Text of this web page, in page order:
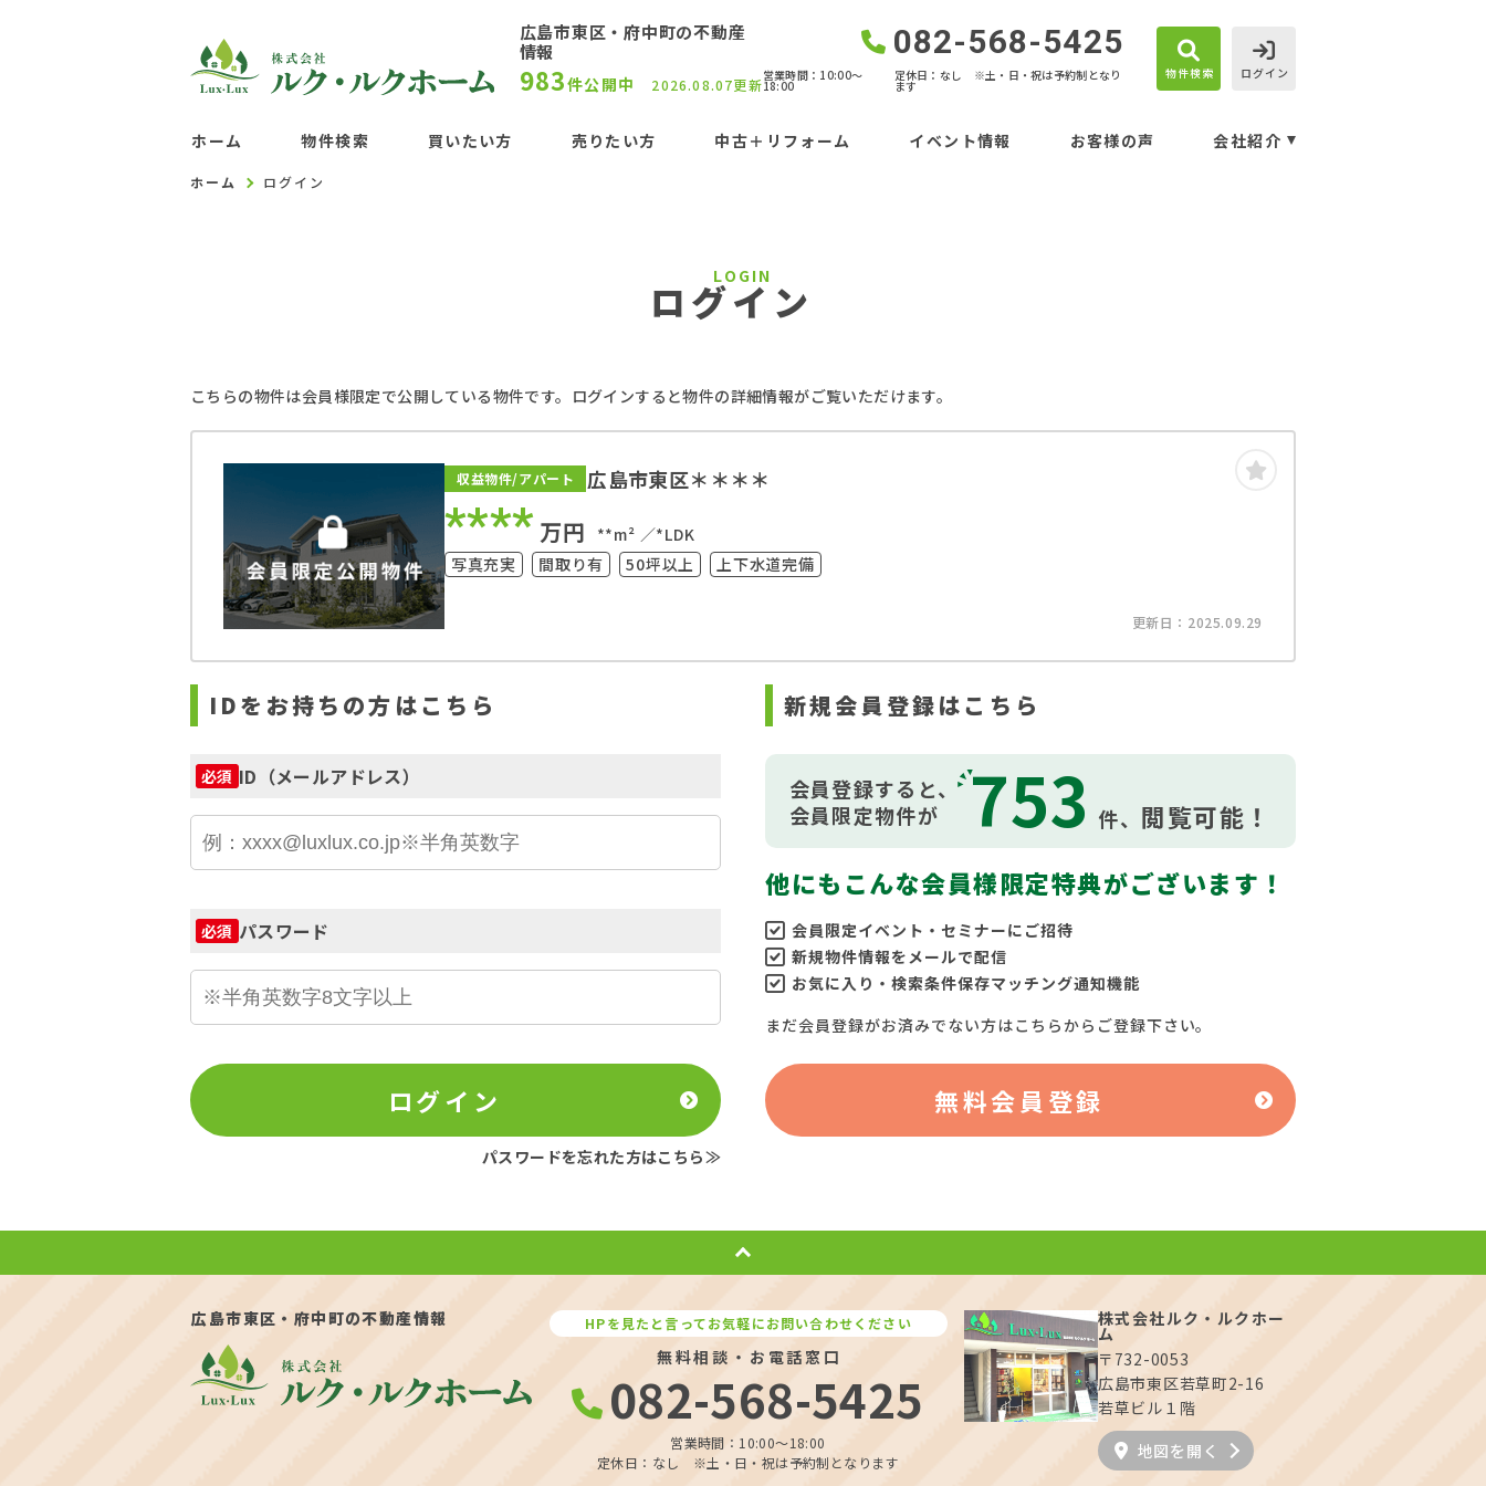
広島市東区・府中町の不動産
情報
983件公開中 2026.08.07更新
082-568-5425
営業時間：10:00〜
18:00
定休日：なし ※土・日・祝は予約制となり
ます
物件検索 ログイン
ホーム 物件検索 買いたい方 売りたい方 中古＋リフォーム イベント情報 お客様の声 会社紹介
ホーム ログイン
ログイン
LOGIN
こちらの物件は会員様限定で公開している物件です。ログインすると物件の詳細情報がご覧いただけます。
収益物件/アパート 広島市東区＊＊＊＊
**** 万円 **m²
*LDK
写真充実
間取り有 50坪以上 上下水道完備
更新日：2025.09.29
IDをお持ちの方はこちら
必須 ID（メールアドレス）
必須 パスワード
ログイン
パスワードを忘れた方はこちら≫
新規会員登録はこちら
会員登録すると、
会員限定物件が
753 件、 閲覧可能！
他にもこんな会員様限定特典がございます！
会員限定イベント・セミナーにご招待
新規物件情報をメールで配信
お気に入り・検索条件保存マッチング通知機能
まだ会員登録がお済みでない方はこちらからご登録下さい。
無料会員登録
広島市東区・府中町の不動産情報 HPを見たと言ってお気軽にお問い合わせください
無料相談・お電話窓口
082-568-5425
営業時間：10:00〜18:00
定休日：なし ※土・日・祝は予約制となります
株式会社ルク・ルクホー
ム
〒732-0053
広島市東区若草町2-16
若草ビル１階
地図を開く